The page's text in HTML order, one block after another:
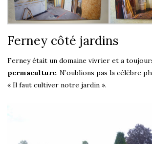
Ferney côté jardins
Ferney était un domaine vivrier et a
permaculture. N’oublions pas la célèbre
« Il faut cultiver notre jardin ».